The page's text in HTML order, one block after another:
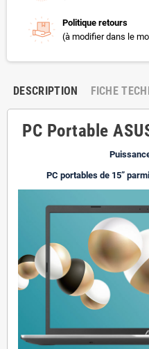
Politique retours
(à modifier dans le
DESCRIPTION FICHE
PC Portable
PC portables de 15”